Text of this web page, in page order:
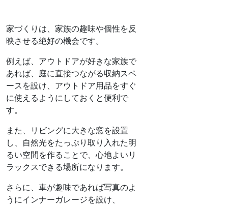
家づくりは、家族の趣味や個性を反
映させる絶好の機会です。
例えば、アウトドアが好きな家族で
あれば、庭に直接つながる収納スペ
ースを設け、アウトドア用品をすぐ
に使えるようにしておくと便利で
す。
また、リビングに大きな窓を設置
し、自然光をたっぷり取り入れた明
るい空間を作ることで、心地よいリ
ラックスできる場所になります。
さらに、車が趣味であれば写真のよ
うにインナーガレージを設け、